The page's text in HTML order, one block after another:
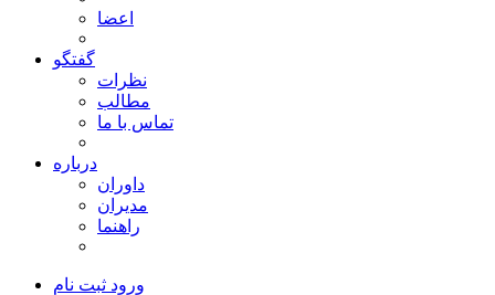
اعضا
گفتگو
نظرات
مطالب
تماس با ما
درباره
داوران
مدیران
راهنما
ورود ثبت نام